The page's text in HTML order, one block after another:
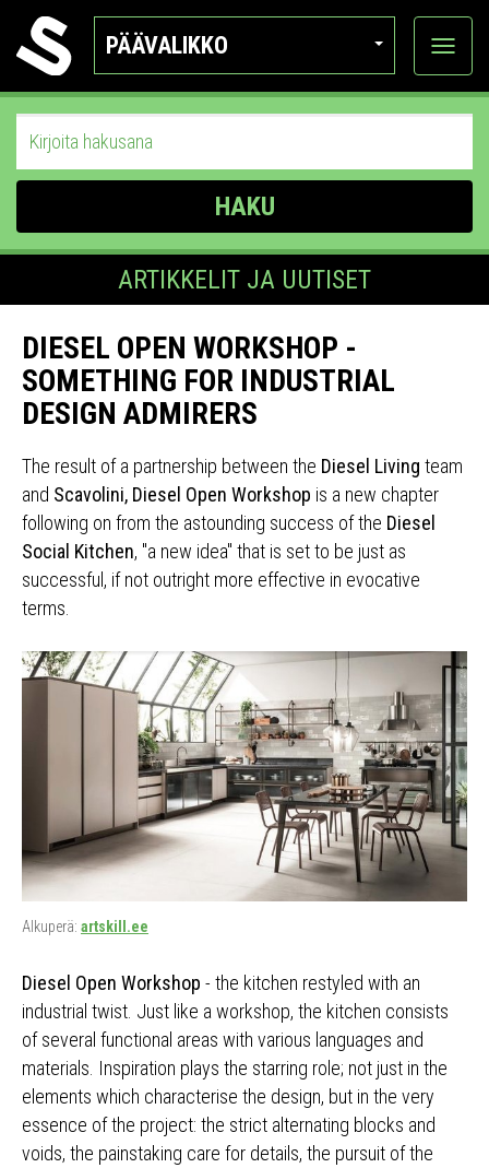
PÄÄVALIKKO
Näytä
HAKU
ARTIKKELIT JA UUTISET
DIESEL OPEN WORKSHOP -
SOMETHING FOR INDUSTRIAL
DESIGN ADMIRERS
The result of a partnership between the Diesel Living team
and Scavolini, Diesel Open Workshop is a new chapter
following on from the astounding success of the Diesel
Social Kitchen, "a new idea" that is set to be just as
successful, if not outright more effective in evocative
terms.
Alkuperä: artskill.ee
Diesel Open Workshop - the kitchen restyled with an
industrial twist. Just like a workshop, the kitchen consists
of several functional areas with various languages and
materials. Inspiration plays the starring role; not just in the
elements which characterise the design, but in the very
essence of the project: the strict alternating blocks and
voids, the painstaking care for details, the pursuit of the